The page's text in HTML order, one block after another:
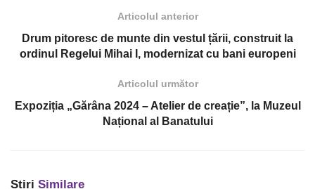
Articolul anterior
Drum pitoresc de munte din vestul țării, construit la
ordinul Regelui Mihai I, modernizat cu bani europeni
Articolul următor
Expoziția „Gărâna 2024 – Atelier de creație”, la Muzeul
Național al Banatului
Știri Similare